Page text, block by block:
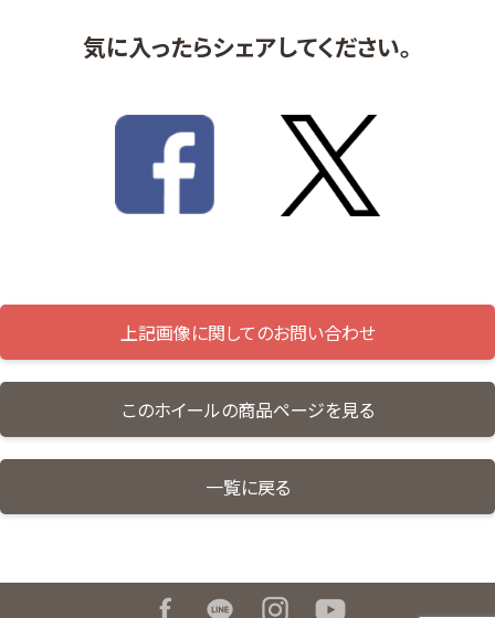
気に入ったらシェアしてください。
上記画像に関してのお問い合わせ
このホイールの商品ページを見る
一覧に戻る